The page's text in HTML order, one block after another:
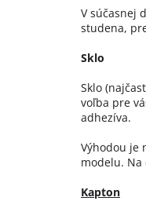
V súčasnej
studena,
Sklo
Sklo
voľba pre
adhezíva.
Výhodou je
modelu.
Kapton